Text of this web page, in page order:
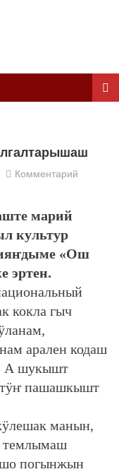
Комментарий
марий
культур
«Ош
эртен.
кокла гыч
арален кодаш
А шукышт
пашашкышт
манын,
темлымаш
погынжын